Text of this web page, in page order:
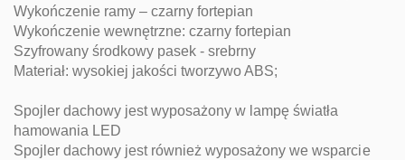
Wykończenie ramy – czarny fortepian
Wykończenie wewnętrzne: czarny fortepian
Szyfrowany środkowy pasek - srebrny
Materiał: wysokiej jakości tworzywo ABS;
Spojler dachowy jest wyposażony w lampę światła
hamowania LED
Spojler dachowy jest również wyposażony we wsparcie